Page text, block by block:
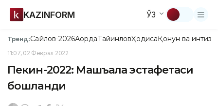
KAZINFORM ЎЗ
Тренд:Сайлов-2026АқордаТайинловҲодисаҚонун ва
11:07, 02 Феврал 2022
Пекин-2022: Машъала эстафетаси
бошланди